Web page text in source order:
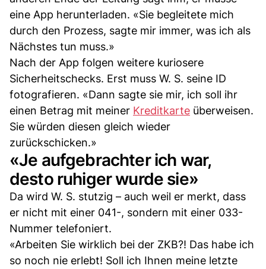
eine App herunterladen. «Sie begleitete mich
durch den Prozess, sagte mir immer, was ich als
Nächstes tun muss.»
Nach der App folgen weitere kuriosere
Sicherheitschecks. Erst muss W. S. seine ID
fotografieren. «Dann sagte sie mir, ich soll ihr
einen Betrag mit meiner Kreditkarte überweisen.
Sie würden diesen gleich wieder
zurückschicken.»
«Je aufgebrachter ich war,
desto ruhiger wurde sie»
Da wird W. S. stutzig – auch weil er merkt, dass
er nicht mit einer 041-, sondern mit einer 033-
Nummer telefoniert.
«Arbeiten Sie wirklich bei der ZKB?! Das habe ich
so noch nie erlebt! Soll ich Ihnen meine letzte